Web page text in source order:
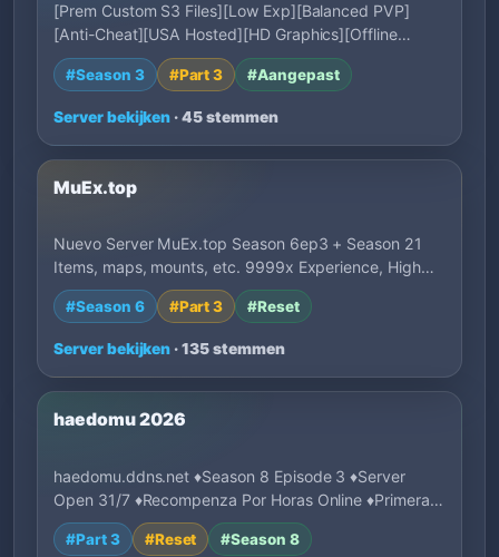
[Prem Custom S3 Files][Low Exp][Balanced PVP]
[Anti-Cheat][USA Hosted][HD Graphics][Offline
Mode…
#Season 3 #Part 3 #Aangepast
Server bekijken · 45 stemmen
MuEx.top
Nuevo Server MuEx.top Season 6ep3 + Season 21
Items, maps, mounts, etc. 9999x Experience, High…
#Season 6 #Part 3 #Reset
Server bekijken · 135 stemmen
haedomu 2026
haedomu.ddns.net ♦Season 8 Episode 3 ♦Server
Open 31/7 ♦Recompenza Por Horas Online ♦Primeras
1…
#Part 3 #Reset #Season 8